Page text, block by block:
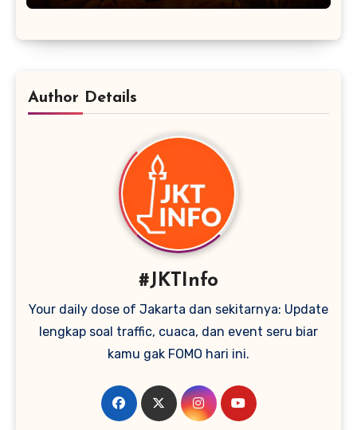
Author Details
#JKTInfo
Your daily dose of Jakarta dan sekitarnya: Update
lengkap soal traffic, cuaca, dan event seru biar
kamu gak FOMO hari ini.